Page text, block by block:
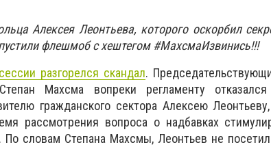
Алексея Леонтьева, которого оскорбил
флешмоб с хештегом #МахсмаИзвинись!!!
разгорелся скандал.
Махсма вопреки регламенту
гражданского сектора Алексею
рассмотрения вопроса о надбавках
По словам Степана Махсмы, Леонтьев не